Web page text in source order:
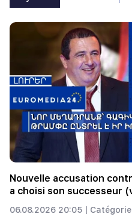
Nouvelle accusation
a choisi son successeur
06.08.2026 20:05 | Catégorie